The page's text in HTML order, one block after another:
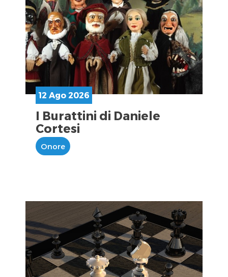
12 Ago 2026
I Burattini di Daniele
Cortesi
Onore